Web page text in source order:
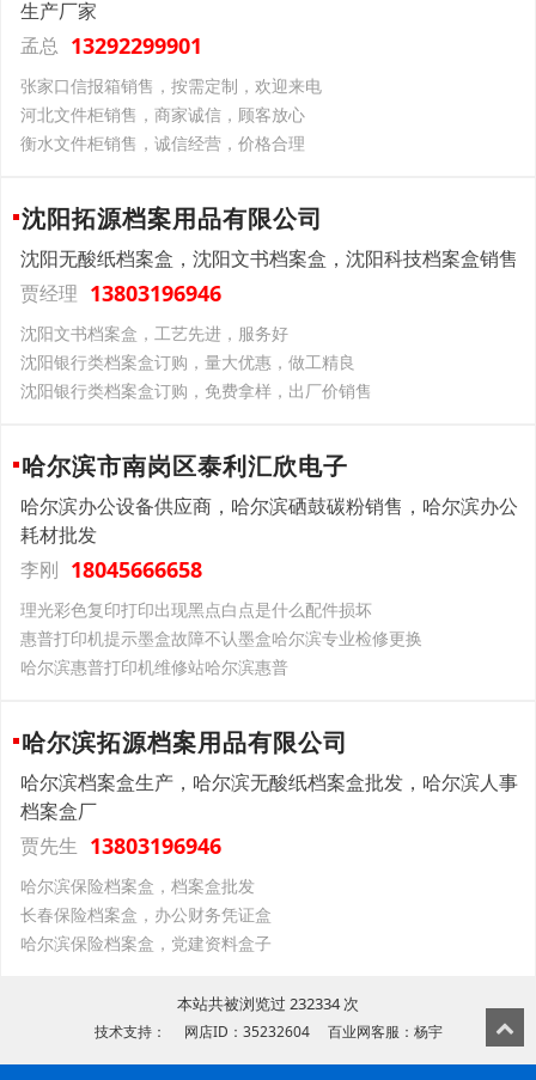
生产厂家
孟总 13292299901
张家口信报箱销售，按需定制，欢迎来电
河北文件柜销售，商家诚信，顾客放心
衡水文件柜销售，诚信经营，价格合理
沈阳拓源档案用品有限公司
沈阳无酸纸档案盒，沈阳文书档案盒，沈阳科技档案盒销售
贾经理 13803196946
沈阳文书档案盒，工艺先进，服务好
沈阳银行类档案盒订购，量大优惠，做工精良
沈阳银行类档案盒订购，免费拿样，出厂价销售
哈尔滨市南岗区泰利汇欣电子
哈尔滨办公设备供应商，哈尔滨硒鼓碳粉销售，哈尔滨办公
耗材批发
李刚 18045666658
理光彩色复印打印出现黑点白点是什么配件损坏
惠普打印机提示墨盒故障不认墨盒哈尔滨专业检修更换
哈尔滨惠普打印机维修站哈尔滨惠普
哈尔滨拓源档案用品有限公司
哈尔滨档案盒生产，哈尔滨无酸纸档案盒批发，哈尔滨人事
档案盒厂
贾先生 13803196946
哈尔滨保险档案盒，档案盒批发
长春保险档案盒，办公财务凭证盒
哈尔滨保险档案盒，党建资料盒子
本站共被浏览过 232334 次
技术支持： 网店ID：35232604 百业网客服：杨宇